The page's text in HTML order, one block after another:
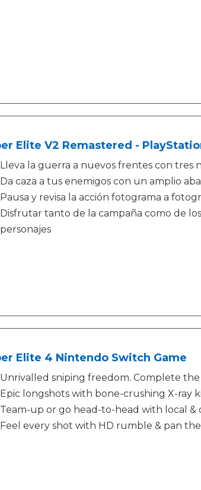
Elite V2 Remastered -
Lleva la guerra a nuevos frentes con tres
Da caza a tus enemigos con un amplio
Pausa y revisa la acción fotograma a
Disfrutar tanto de la campaña como de
personajes
Elite 4 Nintendo Switch Game
Unrivalled sniping freedom. Complete
Epic longshots with bone-crushing X-ray
Team-up or go head-to-head with local
Feel every shot with HD rumble & pan